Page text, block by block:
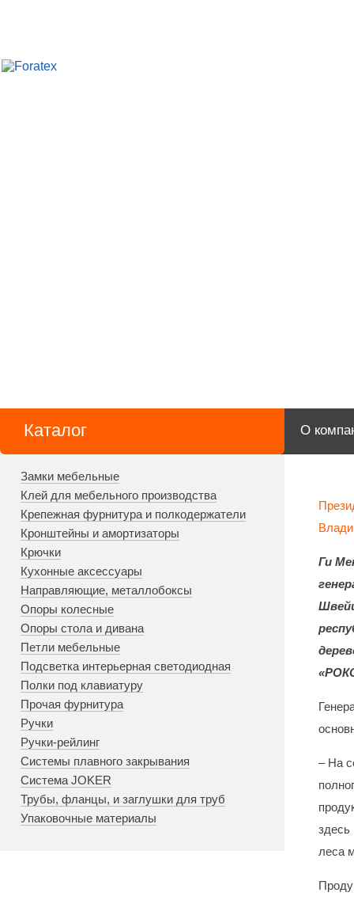
Каталог О
Замки мебельные
Клей для мебельного производства
Крепежная фурнитура и полкодержатели
Кронштейны и амортизаторы
Крючки
Кухонные аксессуары
Направляющие, металлобоксы
Опоры колесные
Опоры стола и дивана
Петли мебельные
Подсветка интерьерная светодиодная
Полки под клавиатуру
Прочая фурнитура
Ручки
Ручки-рейлинг
Системы плавного закрывания
Система JOKER
Трубы, фланцы, и заглушки для труб
Упаковочные материалы
Ги
– На
здесь
леса